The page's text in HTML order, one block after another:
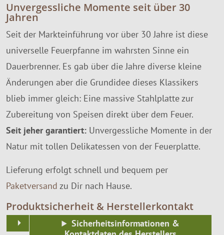
Unvergessliche Momente seit über 30
Jahren
Seit der Markteinführung vor über 30 Jahre ist diese
universelle Feuerpfanne im wahrsten Sinne ein
Dauerbrenner. Es gab über die Jahre diverse kleine
Änderungen aber die Grundidee dieses Klassikers
blieb immer gleich: Eine massive Stahlplatte zur
Zubereitung von Speisen direkt über dem Feuer.
Seit jeher garantiert: Unvergessliche Momente in der
Natur mit tollen Delikatessen von der Feuerplatte.
Lieferung erfolgt schnell und bequem per
Paketversand zu Dir nach Hause.
Produktsicherheit & Herstellerkontakt
Sicherheitsinformationen &